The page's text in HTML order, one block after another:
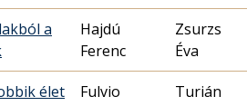
a
Hajdú
Ferenc
Zsurzs
Éva
élet
Fulvio
Turián